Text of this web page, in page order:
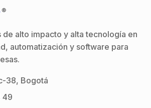
de alto impacto y alta tecnología en
automatización y software para
38, Bogotá
49